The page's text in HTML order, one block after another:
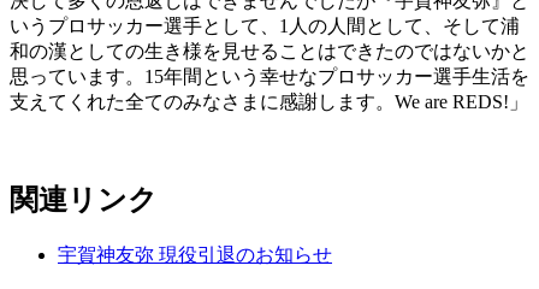
いうプロサッカー選手として、1人の人間として、そして浦
和の漢としての生き様を見せることはできたのではないかと
思っています。15年間という幸せなプロサッカー選手生活を
支えてくれた全てのみなさまに感謝します。We are REDS!」
関連リンク
宇賀神友弥 現役引退のお知らせ